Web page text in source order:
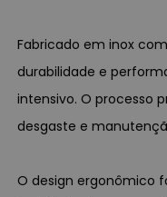
Fabricado em inox
durabilidade e
intensivo. O processo
desgaste e
O design ergonômico